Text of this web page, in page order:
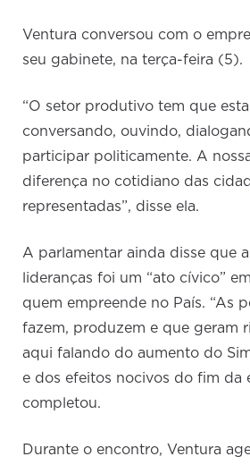
Ventura conversou com o
seu gabinete, na terça-feira (5).
“O setor produtivo tem que
conversando, ouvindo,
participar politicamente. A
diferença no cotidiano das
representadas”, disse ela.
A parlamentar ainda disse que
lideranças foi um “ato cívico”
quem empreende no País. “As
fazem, produzem e que geram
aqui falando do aumento do
e dos efeitos nocivos do fim da
completou.
Durante o encontro, Ventura